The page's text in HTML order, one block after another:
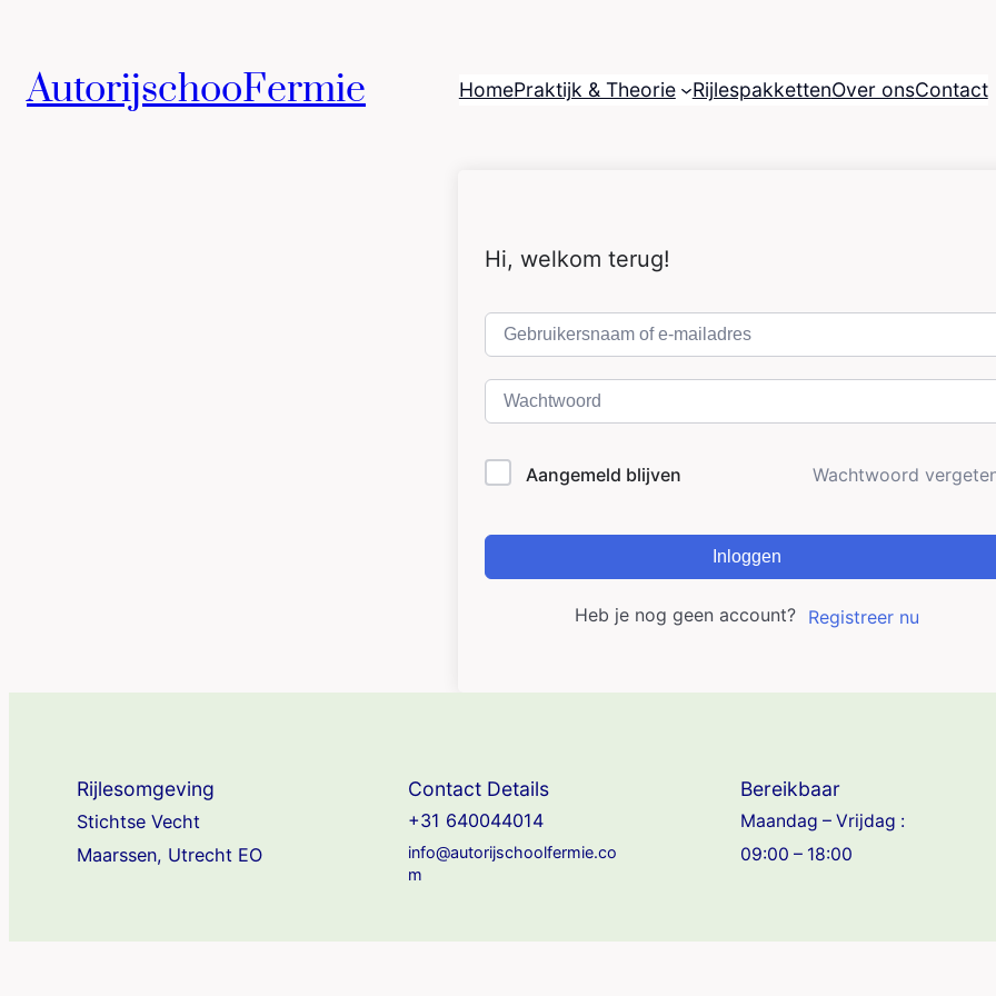
AutorijschooFermie HomePraktijk & Theorie RijlespakkettenOver onsContact
Hi, welkom terug!
Aangemeld blijven Wachtwoord
Inloggen
Heb je nog geen account? Registreer nu
Rijlesomgeving
Stichtse Vecht
Maarssen, Utrecht EO
Contact Details
+31 640044014
info@autorijschoolfermie.co
m
Bereikbaar
Maandag – Vrijdag :
09:00 – 18:00